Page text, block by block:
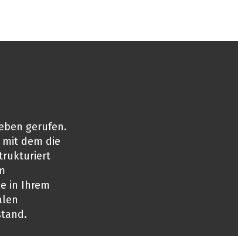
gerufen.
dem die
in Ihrem